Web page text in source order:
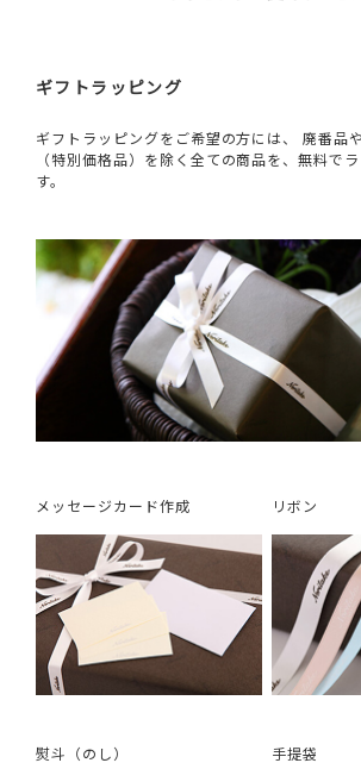
ギフトラッピング
ギフトラッピングをご希望の方には、 廃番品
（特別価格品）を除く全ての商品を、無料で
す。
メッセージカード作成 リボン
熨斗（のし） 手提袋